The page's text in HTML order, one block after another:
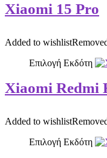
Xiaomi 15 Pro
Added to wishlist
Επιλογή Εκδότη
Xiaomi Redmi
Added to wishlist
Επιλογή Εκδότη